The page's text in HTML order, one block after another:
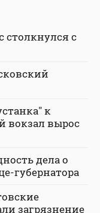
столкнулся с
к
вокзал вырос
дела о
губернатора
загрязнение